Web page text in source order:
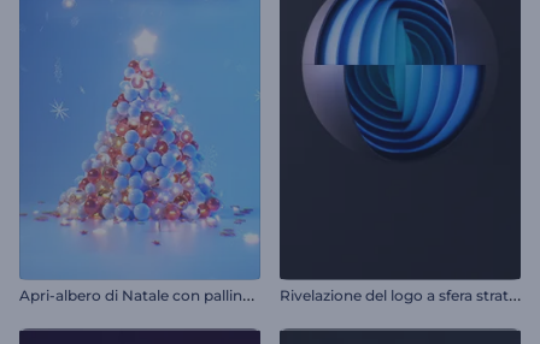
A
pri-albero di Natale con palline di Natale R
ivelazione del logo a sfera stratificata